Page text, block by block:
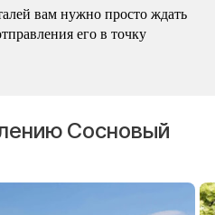
вам нужно просто ждать
его в точку
Сосновый